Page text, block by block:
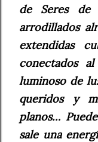
de Seres de
arrodillados
extendidas
conectados
luminoso de
queridos y
planos…
sale una